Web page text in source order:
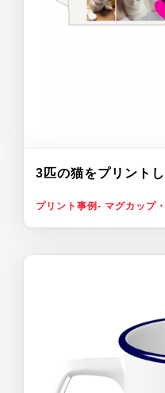
3匹の猫をプリント
プリント事例- マグカップ